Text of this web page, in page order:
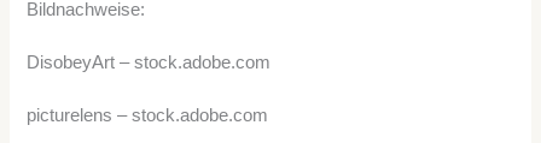
Bildnachweise:
DisobeyArt – stock.adobe.com
picturelens – stock.adobe.com